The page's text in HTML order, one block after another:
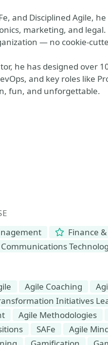
and Disciplined Agile,
marketing, and
— no cookie-
he has designed over
and key roles like
fun, and unforgettable.
Finance
Agile Coaching
Initiatives
Agile Methodologies
SAFe Agile